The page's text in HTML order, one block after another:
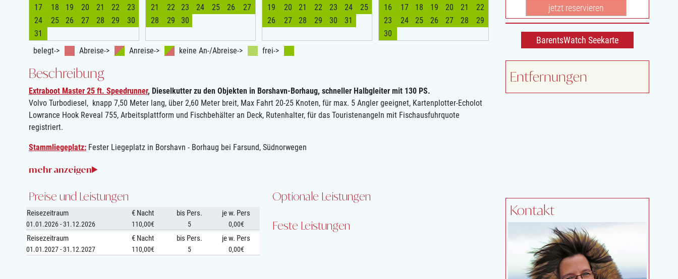
17
18 19 20 21 22
23
24
25 26 27 28 29
30
31
21
22 23 24 25 26
27
28
29 30
19
20 21 22 23 24
25
26
27 28 29 30 31
16
17 18 19 20 21
22
23
24 25 26 27 28
29
30
frei->
keine An-/Abreise->
Anreise->
Abreise->
belegt->
Beschreibung
Extraboot Master 25 ft. Speedrunner, Dieselkutter zu den Objekten in Borshavn-Borhaug, schneller Halbgleiter mit 130 PS.
Volvo Turbodiesel, knapp 7,50 Meter lang, über 2,60 Meter breit, Max Fahrt 20-25 Knoten, für max. 5 Angler geeignet, Kartenplotter-Echolot
Lowrance Hook Reveal 755, Arbeitsplattform und Fischbehälter an Deck, Rutenhalter, für das Touristenangeln mit Fischausfuhrquote
registriert.
Stammliegeplatz: Fester Liegeplatz in Borshavn - Borhaug bei Farsund, Südnorwegen
jetzt reservieren
BarentsWatch Seekarte
Entfernungen
Preise und Leistungen
Reisezeitraum € Nacht bis Pers. je w. Pers
01.01.2026 - 31.12.2026 110,00€ 5 0,00€
Reisezeitraum € Nacht bis Pers. je w. Pers
01.01.2027 - 31.12.2027 110,00€ 5 0,00€
Optionale Leistungen
Feste Leistungen
Kontakt